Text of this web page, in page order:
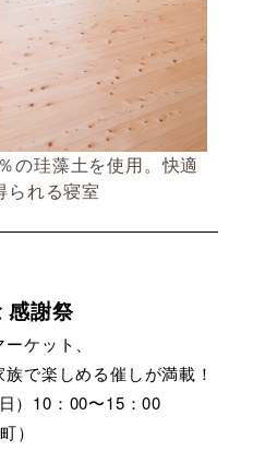
の珪藻土を使用。快適
られる寝室
感謝祭
ケット、
で楽しめる催しが満載！
）10：00〜15：00
）